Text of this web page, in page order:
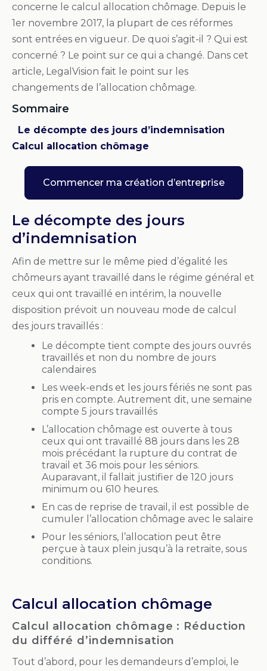
concerne le calcul allocation chômage. Depuis le
1er novembre 2017, la plupart de ces réformes
sont entrées en vigueur. De quoi s’agit-il ? Qui est
concerné ? Le point sur ce qui a changé. Dans cet
article, LegalVision fait le point sur les
changements de l’allocation chômage.
Sommaire
Le décompte des jours d’indemnisation
Calcul allocation chômage
Commencer ma création d’entreprise
Le décompte des jours
d’indemnisation
Afin de mettre sur le même pied d’égalité les
chômeurs ayant travaillé dans le régime général et
ceux qui ont travaillé en intérim, la nouvelle
disposition prévoit un nouveau mode de calcul
des jours travaillés :
Le décompte tient compte des jours ouvrés
travaillés et non du nombre de jours
calendaires
Les week-ends et les jours fériés ne sont pas
pris en compte. Autrement dit, une semaine
compte 5 jours travaillés
L’allocation chômage est ouverte à tous
ceux qui ont travaillé 88 jours dans les 28
mois précédant la rupture du contrat de
travail et 36 mois pour les séniors.
Auparavant, il fallait justifier de 120 jours
minimum ou 610 heures.
En cas de reprise de travail, il est possible de
cumuler l’allocation chômage avec le salaire
Pour les séniors, l’allocation peut être
perçue à taux plein jusqu’à la retraite, sous
conditions.
Calcul allocation chômage
Calcul allocation chômage : Réduction
du différé d’indemnisation
Tout d’abord, pour les demandeurs d’emploi, le